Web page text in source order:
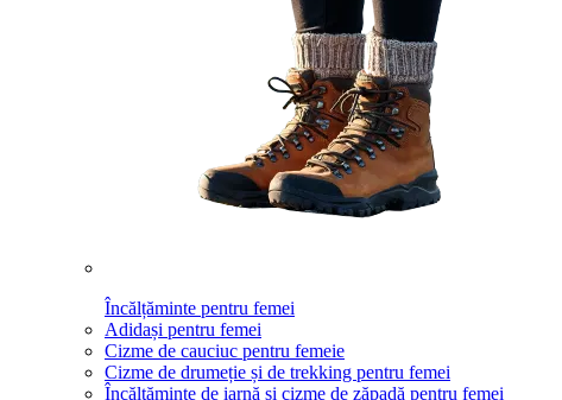
Încălțăminte pentru femei
Adidași pentru femei
Cizme de cauciuc pentru femeie
Cizme de drumeție și de trekking pentru femei
Încălțăminte de iarnă și cizme de zăpadă pentru femei